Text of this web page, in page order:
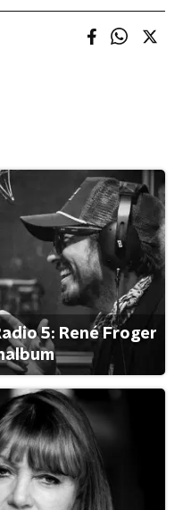
5: René Froger